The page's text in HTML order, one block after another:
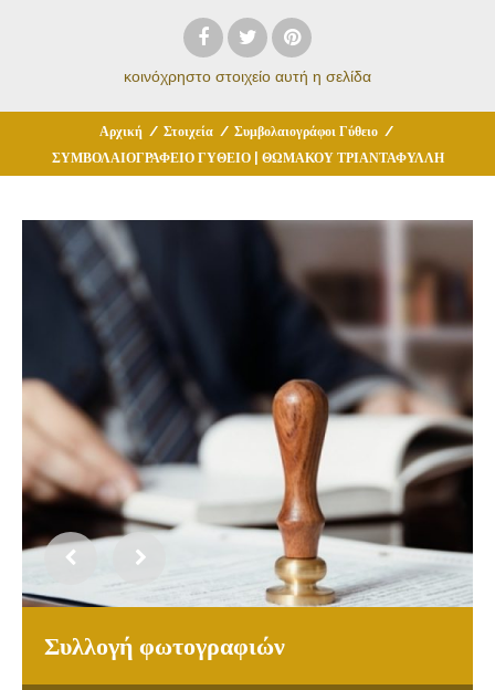
κοινόχρηστο στοιχείο αυτή η σελίδα
Αρχική / Στοιχεία / Συμβολαιογράφοι Γύθειο /
ΣΥΜΒΟΛΑΙΟΓΡΑΦΕΙΟ ΓΥΘΕΙΟ | ΘΩΜΑΚΟΥ ΤΡΙΑΝΤΑΦΥΛΛΗ
Συλλογή φωτογραφιών